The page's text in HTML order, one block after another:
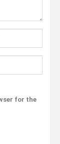
for the